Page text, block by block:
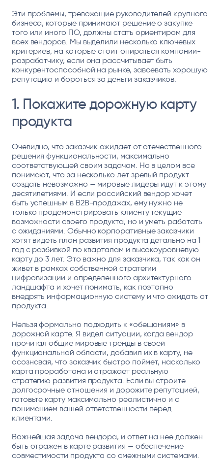
Эти проблемы, тревожащие руководителей крупного
бизнеса, которые принимают решение о закупке
того или иного ПО, должны стать ориентиром для
всех вендоров. Мы выделили несколько ключевых
критериев, на которые стоит опираться компании-
разработчику, если она рассчитывает быть
конкурентоспособной на рынке, завоевать хорошую
репутацию и бороться за деньги заказчиков.
1. Покажите дорожную карту
продукта
Очевидно, что заказчик ожидает от отечественного
решения функциональности, максимально
соответствующей своим задачам. Но в целом все
понимают, что за несколько лет зрелый продукт
создать невозможно — мировые лидеры идут к этому
десятилетиями. И если российский вендор хочет
быть успешным в B2B-продажах, ему нужно не
только продемонстрировать клиенту текущие
возможности своего продукта, но и уметь работать
с ожиданиями. Обычно корпоративные заказчики
хотят видеть план развития продукта детально на 1
год с разбивкой по кварталам и высокоуровневую
карту до 3 лет. Это важно для заказчика, так как он
живет в рамках собственной стратегии
цифровизации и определенного архитектурного
ландшафта и хочет понимать, как поэтапно
внедрять информационную систему и что ожидать от
продукта.
Нельзя формально подходить к «обещаниям» в
дорожной карте. Я видел ситуации, когда вендор
прочитал общие мировые тренды в своей
функциональной области, добавил их в карту, не
осознавая, что заказчик быстро поймет, насколько
карта проработана и отражает реальную
стратегию развития продукта. Если вы строите
долгосрочные отношения и дорожите репутацией,
готовьте карту максимально реалистично и с
пониманием вашей ответственности перед
клиентами.
Важнейшая задача вендора, и ответ на нее должен
быть отражен в карте развития — обеспечение
совместимости продукта со смежными системами.